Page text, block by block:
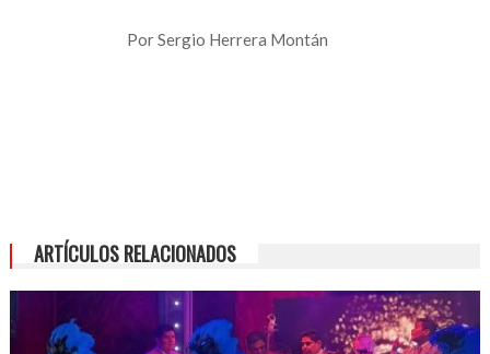
Por Sergio Herrera Montán
ARTÍCULOS RELACIONADOS